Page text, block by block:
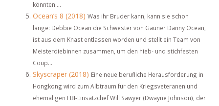
könnten....
Ocean’s 8 (2018) Was ihr Bruder kann, kann sie schon
lange: Debbie Ocean die Schwester von Gauner Danny Ocean,
ist aus dem Knast entlassen worden und stellt ein Team von
Meisterdiebinnen zusammen, um den hieb- und stichfesten
Coup...
Skyscraper (2018) Eine neue berufliche Herausforderung in
Hongkong wird zum Albtraum für den Kriegsveteranen und
ehemaligen FBI-Einsatzchef Will Sawyer (Dwayne Johnson), der